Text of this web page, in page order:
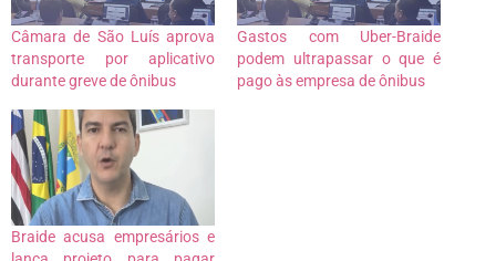
Câmara de São Luís aprova
transporte por aplicativo
durante greve de ônibus
Gastos com Uber-Braide
podem ultrapassar o que é
pago às empresa de ônibus
Braide acusa empresários e